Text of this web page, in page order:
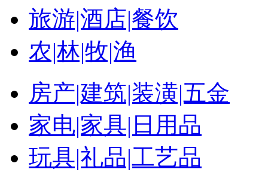
旅游|酒店|餐饮
农|林|牧|渔
房产|建筑|装潢|五金
家电|家具|日用品
玩具|礼品|工艺品